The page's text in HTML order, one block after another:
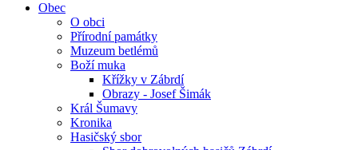
Obec
O obci
Přírodní památky
Muzeum betlémů
Boží muka
Křížky v Zábrdí
Obrazy - Josef Šimák
Král Šumavy
Kronika
Hasičský sbor